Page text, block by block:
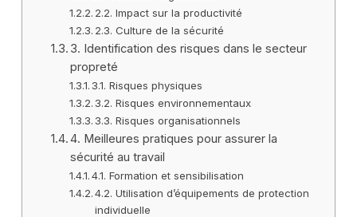
2.2. Impact sur la productivité
2.3. Culture de la sécurité
3. Identification des risques dans le secteur
propreté
3.1. Risques physiques
3.2. Risques environnementaux
3.3. Risques organisationnels
4. Meilleures pratiques pour assurer la
sécurité au travail
4.1. Formation et sensibilisation
4.2. Utilisation d’équipements de protection
individuelle